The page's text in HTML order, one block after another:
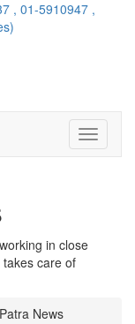
, 01-5910947 ,
in close
care of
News